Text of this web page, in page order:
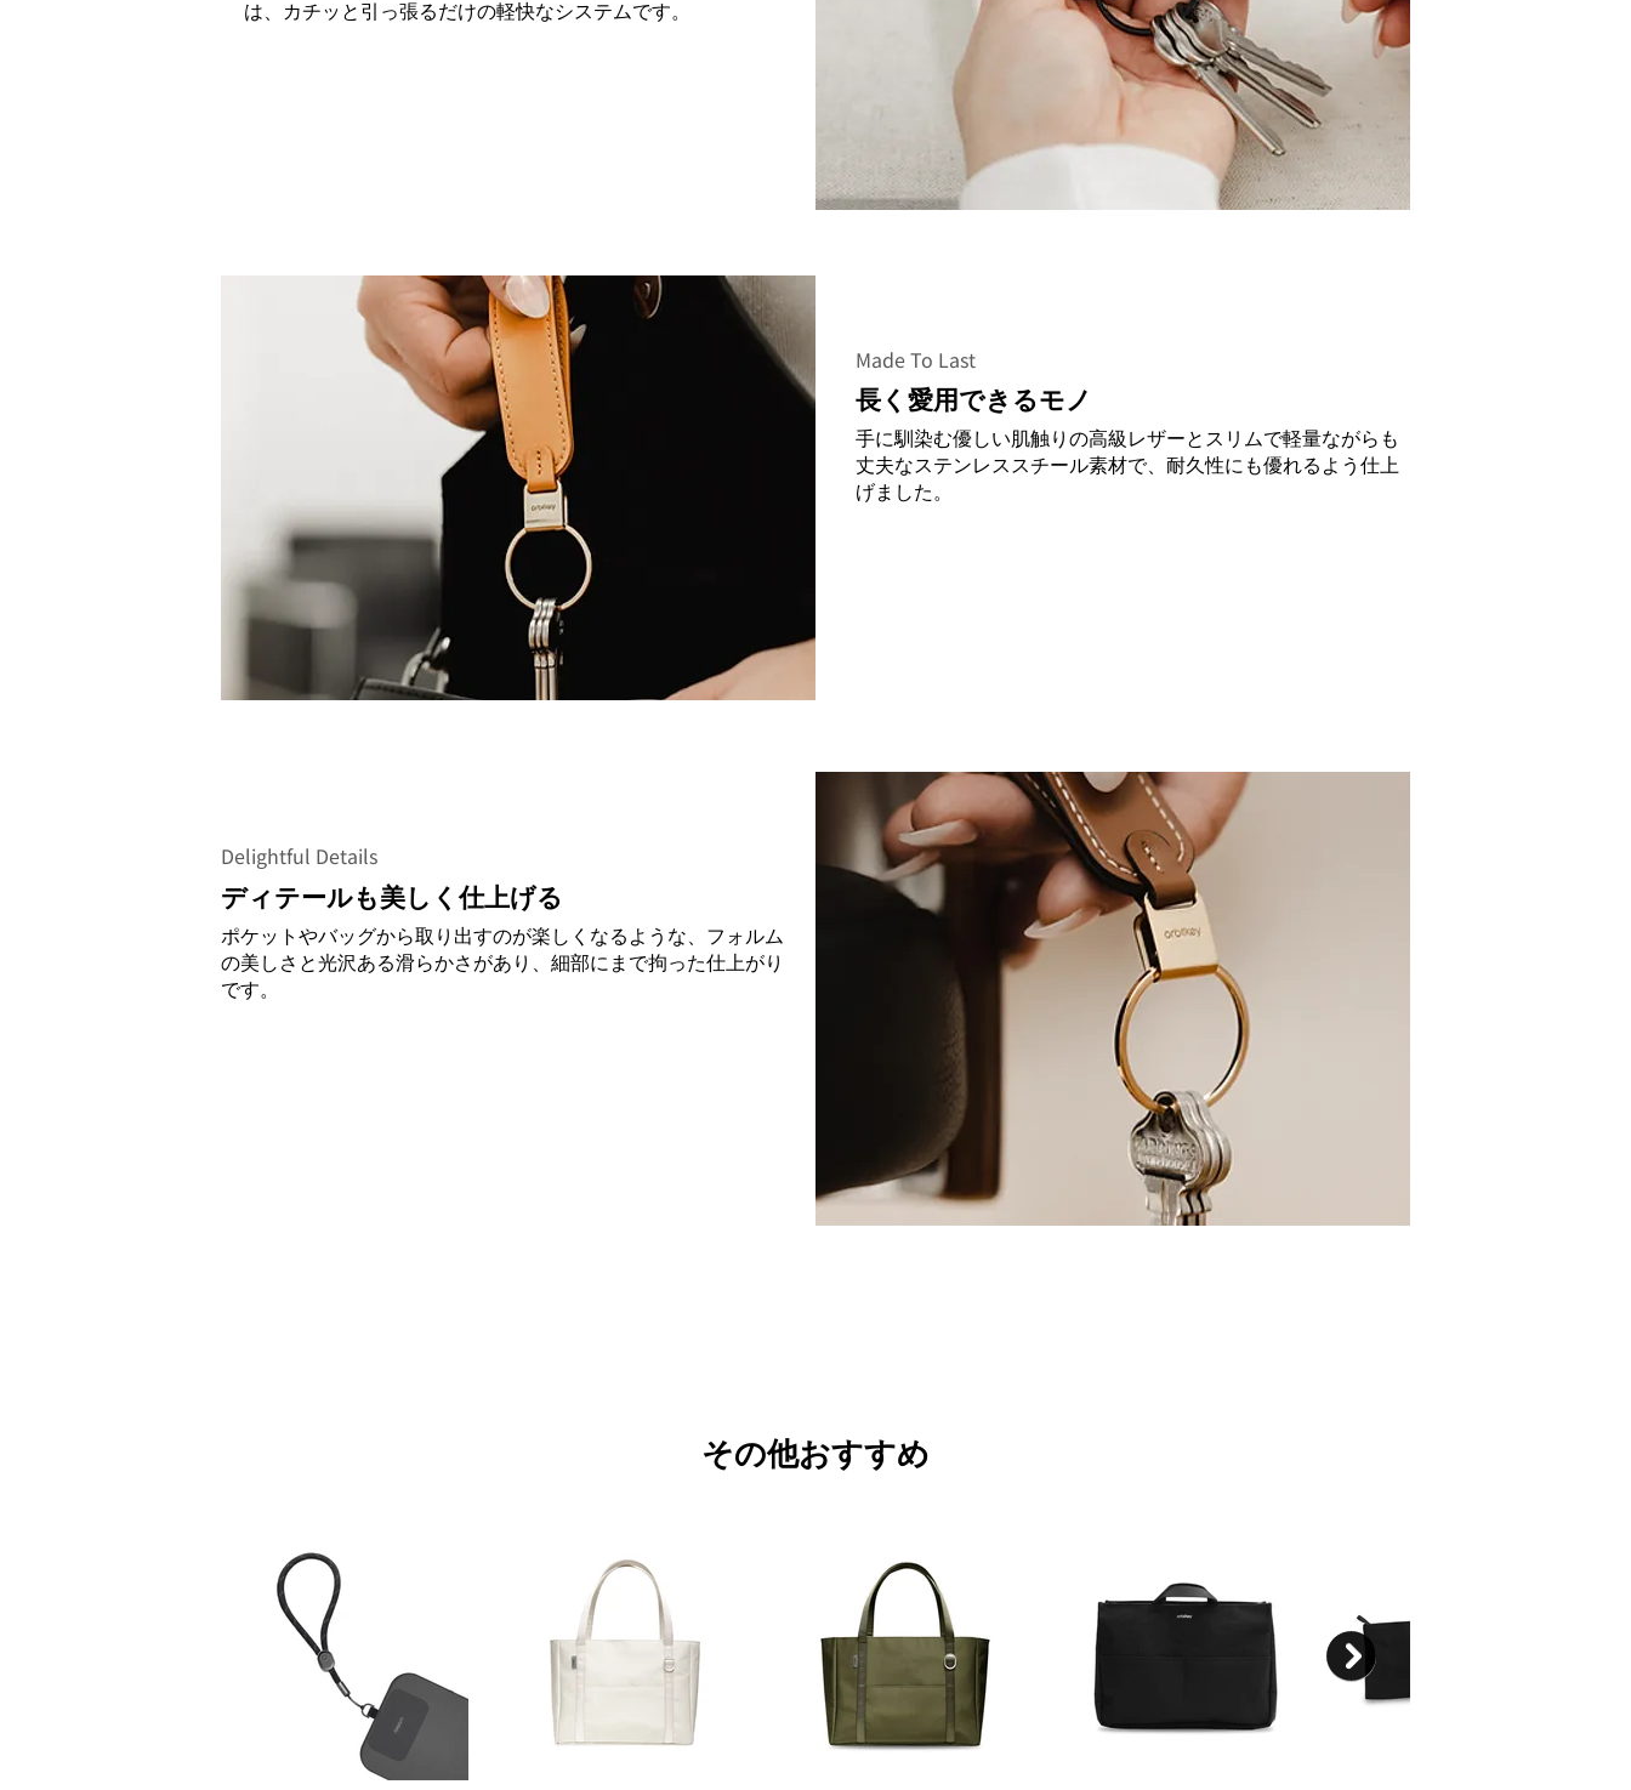
は、カチッと引っ張るだけの軽快なシステムです。
Made To Last
長く愛用できるモノ
手に馴染む優しい肌触りの高級レザーとスリムで軽量ながらも
丈夫なステンレススチール素材で、耐久性にも優れるよう仕上
げました。
Delightful Details
ディテールも美しく仕上げる
ポケットやバッグから取り出すのが楽しくなるような、フォルム
の美しさと光沢ある滑らかさがあり、細部にまで拘った仕上がり
です。
​その他おすすめ